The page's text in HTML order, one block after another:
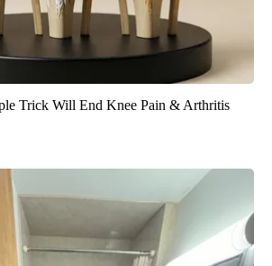
Trick Will End Knee Pain & Arthritis